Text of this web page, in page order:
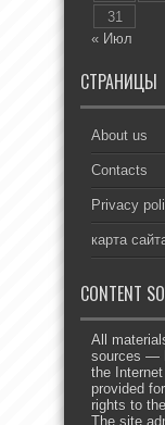
31
« Июл
СТРАНИЦЫ
About us
Contacts
Privacy
карта
CONTENT
All
sources —
the
provided
rights to
The site